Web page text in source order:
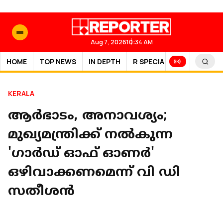
Aug 7, 202610:34 AM
HOME TOP NEWS IN DEPTH R SPECIAL SPORTS
KERALA
ആര്‍ഭാടം, അനാവശ്യം;
മുഖ്യമന്ത്രിക്ക് നല്‍കുന്ന
'ഗാര്‍ഡ് ഓഫ് ഓണര്‍'
ഒഴിവാക്കണമെന്ന് വി ഡി
സതീശന്‍